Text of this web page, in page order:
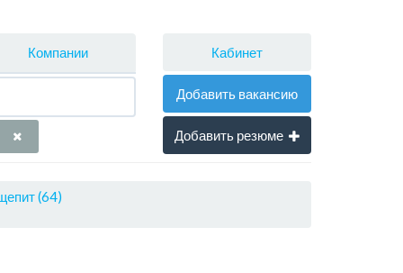
Компании Кабинет
Добавить вакансию
Добавить резюме
(64)